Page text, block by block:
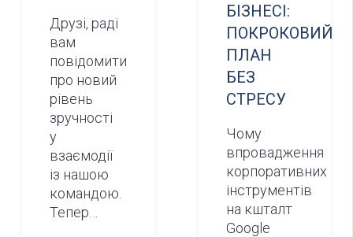
Друзі, раді
вам
повідомити
про новий
рівень
зручності
у
взаємодії
із нашою
командою.
Тепер…
БІЗНЕСІ:
ПОКРОКОВИЙ
ПЛАН
БЕЗ
СТРЕСУ
Чому
впровадження
корпоративних
інструментів
на кшталт
Google